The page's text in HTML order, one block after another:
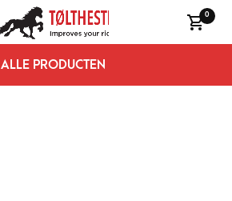
0
ALLE PRODUCTEN